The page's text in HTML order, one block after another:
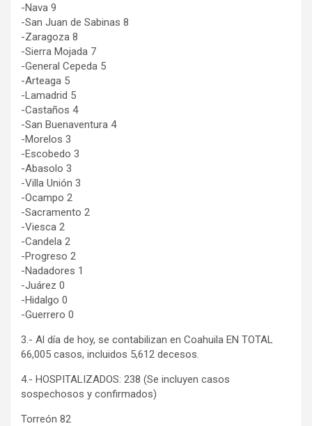
-Nava 9
-San Juan de Sabinas 8
-Zaragoza 8
-Sierra Mojada 7
-General Cepeda 5
-Arteaga 5
-Lamadrid 5
-Castaños 4
-San Buenaventura 4
-Morelos 3
-Escobedo 3
-Abasolo 3
-Villa Unión 3
-Ocampo 2
-Sacramento 2
-Viesca 2
-Candela 2
-Progreso 2
-Nadadores 1
-Juárez 0
-Hidalgo 0
-Guerrero 0
3.- Al día de hoy, se contabilizan en Coahuila EN TOTAL
66,005 casos, incluidos 5,612 decesos.
4.- HOSPITALIZADOS: 238 (Se incluyen casos
sospechosos y confirmados)
Torreón 82